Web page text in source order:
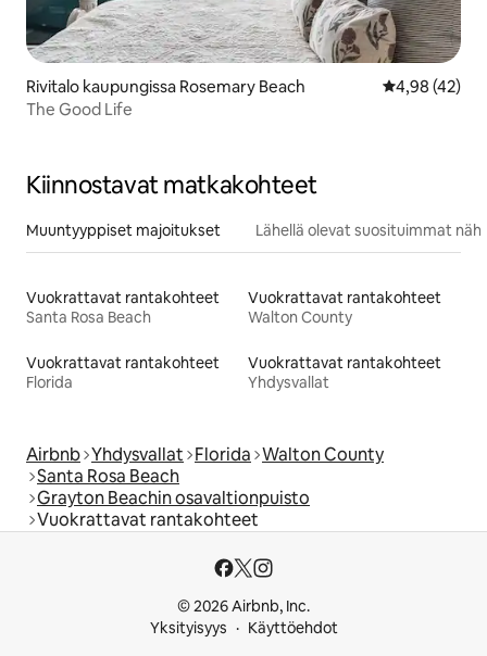
Rivitalo kaupungissa Rosemary Beach
4,98 (42)
The Good Life
Kiinnostavat matkakohteet
Muuntyyppiset majoitukset Lähellä olevat suosituimmat
Vuokrattavat rantakohteet
Santa Rosa Beach
Vuokrattavat rantakohteet
Walton County
Vuokrattavat rantakohteet
Florida
Vuokrattavat rantakohteet
Yhdysvallat
Airbnb Yhdysvallat Florida Walton County
Santa Rosa Beach
Grayton Beachin osavaltionpuisto
Vuokrattavat rantakohteet
© 2026 Airbnb, Inc.
Yksityisyys
Käyttöehdot